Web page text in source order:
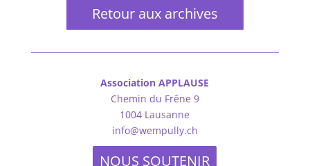
Retour aux archives
Association APPLAUSE
Chemin du Frêne 9
1004 Lausanne
info@wempully.ch
NOUS SOUTENIR